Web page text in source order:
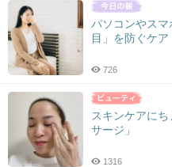
パソコンやス
目」を防ぐケア
726
スキンケアに
サージ」
1316